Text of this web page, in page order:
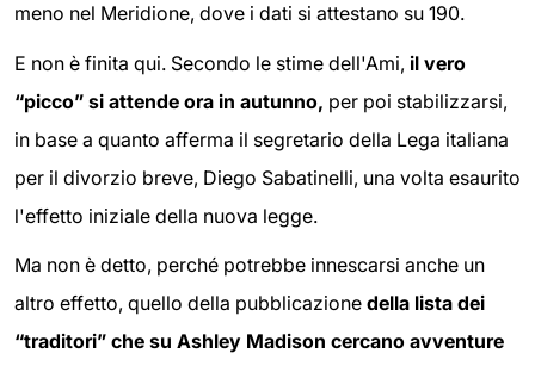
meno nel Meridione, dove i dati si attestano su 190.
E non è finita qui. Secondo le stime dell'Ami, il vero
“picco” si attende ora in autunno, per poi stabilizzarsi,
in base a quanto afferma il segretario della Lega italiana
per il divorzio breve, Diego Sabatinelli, una volta esaurito
l'effetto iniziale della nuova legge.
Ma non è detto, perché potrebbe innescarsi anche un
altro effetto, quello della pubblicazione della lista dei
“traditori” che su Ashley Madison cercano avventure